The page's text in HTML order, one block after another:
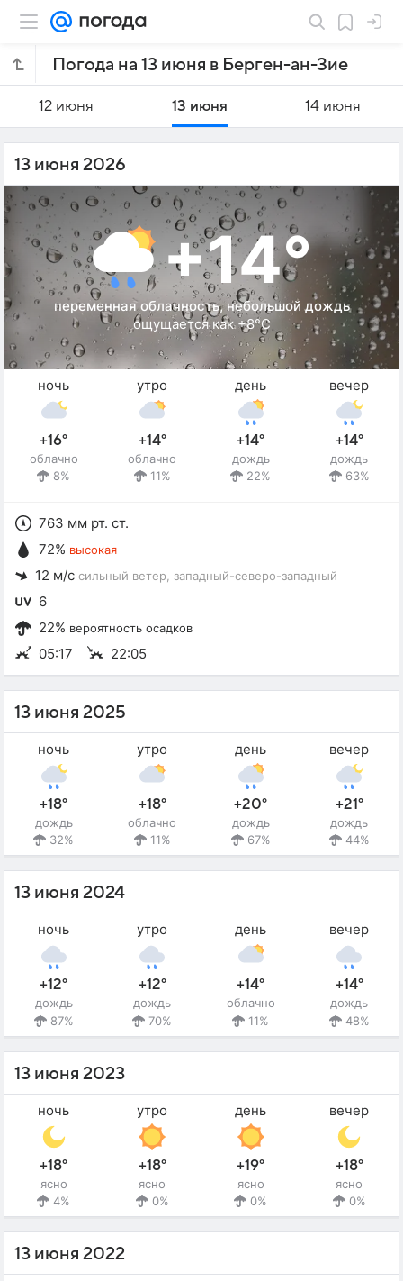
Погода на 13 июня в Берген-ан-Зие
12 июня 13 июня 14 июня
13 июня 2026
+14°
переменная облачность, небольшой дождь
ощущается как +8°C
ночь
+16°
облачно
8%
утро
+14°
облачно
11%
день
+14°
дождь
22%
вечер
+14°
дождь
63%
763 мм рт. ст.
72% высокая
12 м/с сильный ветер , западный-северо-западный
6
22% вероятность осадков
05:17 22:05
13 июня 2025
ночь
+18°
дождь
32%
утро
+18°
облачно
11%
день
+20°
дождь
67%
вечер
+21°
дождь
44%
13 июня 2024
ночь
+12°
дождь
87%
утро
+12°
дождь
70%
день
+14°
облачно
11%
вечер
+14°
дождь
48%
13 июня 2023
ночь
+18°
ясно
4%
утро
+18°
ясно
0%
день
+19°
ясно
0%
вечер
+18°
ясно
0%
13 июня 2022